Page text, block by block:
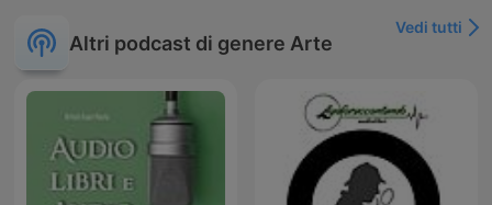
Altri podcast di genere Arte
Vedi tutti